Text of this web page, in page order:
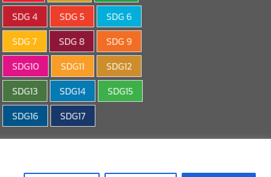
SDG 4
SDG 5
SDG 6
SDG 7
SDG 8
SDG 9
SDG10
SDG11
SDG12
SDG13
SDG14
SDG15
SDG16
SDG17